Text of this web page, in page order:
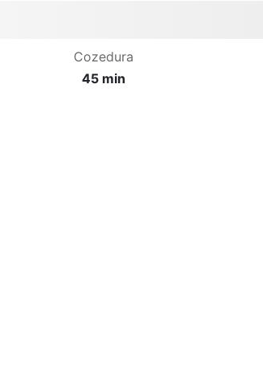
Cozedura
45 min